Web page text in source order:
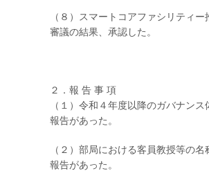
（８）スマートコアファシリティ
審議の結果、承認した。
２．報 告 事 項
（１）令和４年度以降のガバナンス
報告があった。
（２）部局における客員教授等の名
報告があった。